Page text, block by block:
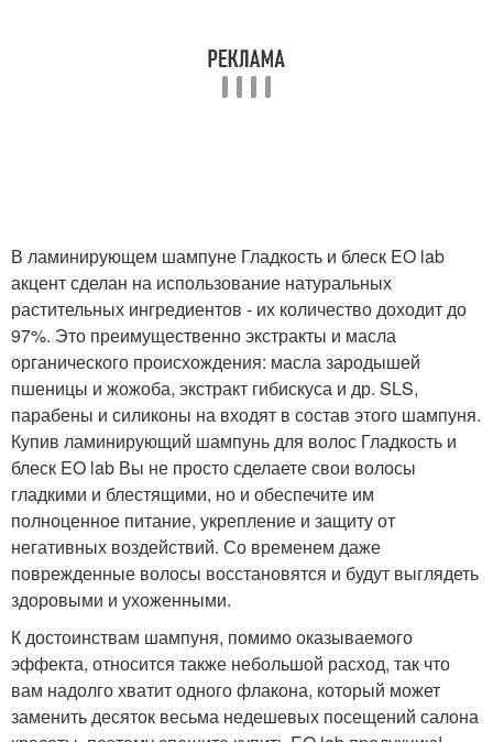
В ламинирующем шампуне Гладкость и блеск EO lab
акцент сделан на использование натуральных
растительных ингредиентов - их количество доходит до
97%. Это преимущественно экстракты и масла
органического происхождения: масла зародышей
пшеницы и жожоба, экстракт гибискуса и др. SLS,
парабены и силиконы на входят в состав этого шампуня.
Купив ламинирующий шампунь для волос Гладкость и
блеск EO lab Вы не просто сделаете свои волосы
гладкими и блестящими, но и обеспечите им
полноценное питание, укрепление и защиту от
негативных воздействий. Со временем даже
поврежденные волосы восстановятся и будут выглядеть
здоровыми и ухоженными.
К достоинствам шампуня, помимо оказываемого
эффекта, относится также небольшой расход, так что
вам надолго хватит одного флакона, который может
заменить десяток весьма недешевых посещений салона